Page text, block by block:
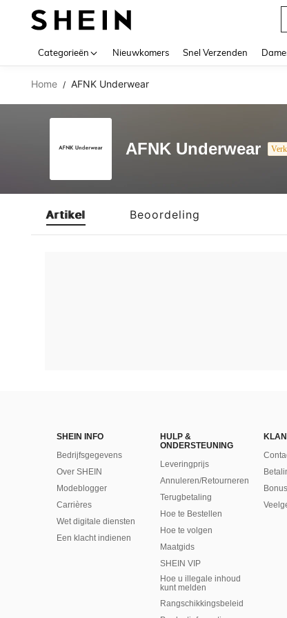
Categorieën Nieuwkomers Snel Verzenden
Home / AFNK Underwear
AFNK Underwear
Artikel Beoordeling
SHEIN INFO
Bedrijfsgegevens
Over SHEIN
Modeblogger
Carrières
Wet digitale diensten
Een klacht indienen
HULP &
ONDERSTEUNING
Leveringprijs
Annuleren/Retourneren
Terugbetaling
Hoe te Bestellen
Hoe te volgen
Maatgids
SHEIN VIP
Hoe u illegale inhoud
kunt melden
Rangschikkingsbeleid